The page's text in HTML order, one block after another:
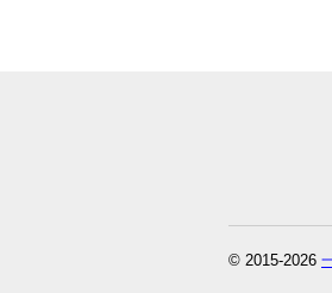
© 2015-2026